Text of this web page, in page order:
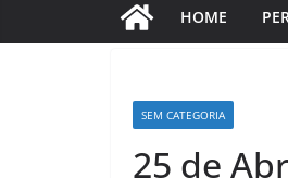
HOME
SEM CATEGORIA
25 de